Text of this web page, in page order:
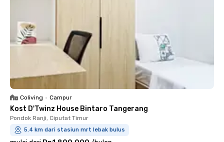
Coliving • Campur
Kost D'Twinz House Bintaro Tangerang
Pondok Ranji, Ciputat Timur
5.4 km dari stasiun mrt lebak bulus